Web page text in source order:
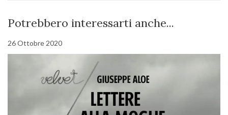
Potrebbero interessarti anche...
26 Ottobre 2020